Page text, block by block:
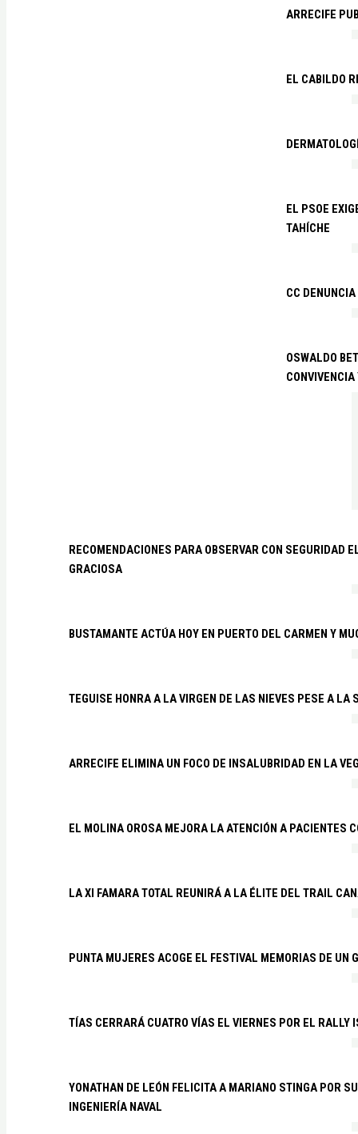
ARRECIFE
EL CABILDO
EL PSOE
TAHÍCHE
CC
OSWALDO
RECOMENDACIONES PARA OBSERVAR CON SEGURIDAD
GRACIOSA
BUSTAMANTE ACTÚA HOY EN PUERTO DEL CARMEN Y
TEGUISE HONRA A LA VIRGEN DE LAS NIEVES PESE A LA
ARRECIFE ELIMINA UN FOCO DE INSALUBRIDAD EN LA
EL MOLINA OROSA MEJORA LA ATENCIÓN A PACIENTES
LA XI FAMARA TOTAL REUNIRÁ A LA ÉLITE DEL TRAIL
PUNTA MUJERES ACOGE EL FESTIVAL MEMORIAS DE UN
TÍAS CERRARÁ CUATRO VÍAS EL VIERNES POR EL RALLY
YONATHAN DE LEÓN FELICITA A MARIANO STINGA POR
INGENIERÍA NAVAL